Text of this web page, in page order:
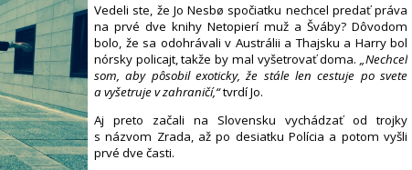
Vedeli ste, že Jo Nesbø spočiatku nechcel predať práva
na prvé dve knihy Netopierí muž a Šváby? Dôvodom
bolo, že sa odohrávali v Austrálii a Thajsku a Harry bol
nórsky policajt, takže by mal vyšetrovať doma. „Nechcel
som, aby pôsobil exoticky, že stále len cestuje po svete
a vyšetruje v zahraničí,“tvrdí Jo.
Aj preto začali na Slovensku vychádzať od trojky
s názvom Zrada, až po desiatku Polícia a potom vyšli
prvé dve časti.